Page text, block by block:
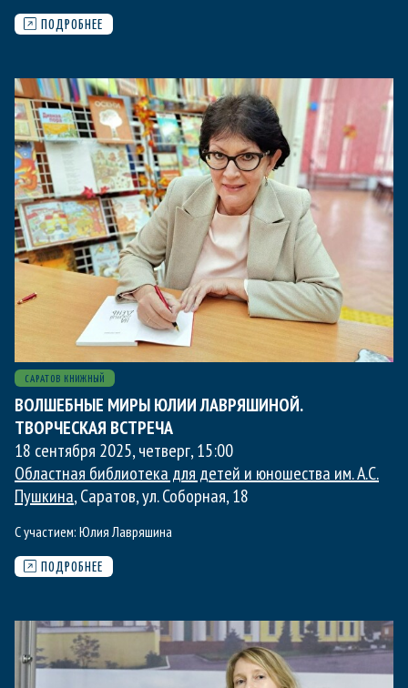
ПОДРОБНЕЕ
САРАТОВ КНИЖНЫЙ
ВОЛШЕБНЫЕ МИРЫ ЮЛИИ ЛАВРЯШИНОЙ.
ТВОРЧЕСКАЯ ВСТРЕЧА
18 сентября 2025, четверг,15:00
Областная библиотека для детей и юношества им. А.С.
Пушкина, Саратов, ул. Соборная, 18
С участием: Юлия Лавряшина
ПОДРОБНЕЕ